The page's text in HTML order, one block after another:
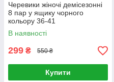
Черевики жіночі демісезонні
8 пар у ящику чорного
кольору 36-41
В наявності
299 ₴ 550 ₴
Купити